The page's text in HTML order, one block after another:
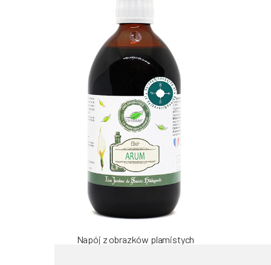
Napój z obrazków plamistych